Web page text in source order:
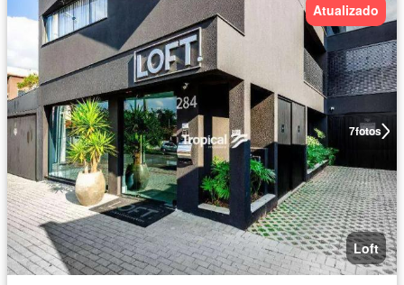
7fotos
Atualizado
Loft